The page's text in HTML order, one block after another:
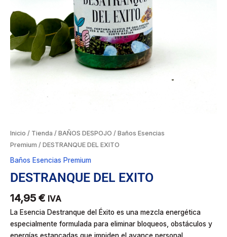
Inicio / Tienda / BAÑOS DESPOJO / Baños Esencias
Premium / DESTRANQUE DEL EXITO
Baños Esencias Premium
DESTRANQUE DEL EXITO
14,95 € IVA
La Esencia Destranque del Éxito es una mezcla energética
especialmente formulada para eliminar bloqueos, obstáculos y